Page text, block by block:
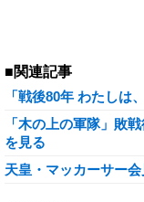
■関連記事
「戦後80年 わたしは
「木の上の軍隊」敗
を見る
天皇・マッカーサー